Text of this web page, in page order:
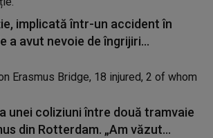
implicată într-un accident în
a avut nevoie de îngrijiri...
unei coliziuni între două tramvaie
din Rotterdam. „Am văzut...